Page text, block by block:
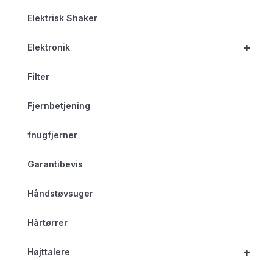
Elektrisk Shaker
+
Elektronik
Filter
Fjernbetjening
fnugfjerner
Garantibevis
Håndstøvsuger
Hårtørrer
+
Højttalere